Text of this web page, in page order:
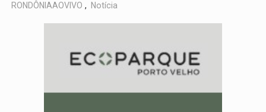
RONDÔNIAAOVIVO , Notícia